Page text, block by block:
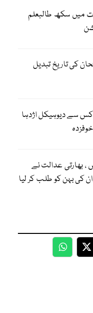
میں سکھ طالبعلم
کی تاریخ تبدیل
سے دیوہیکل اژدہا
بھارتی عدالت نے
کی بہن کو طلب کر لیا